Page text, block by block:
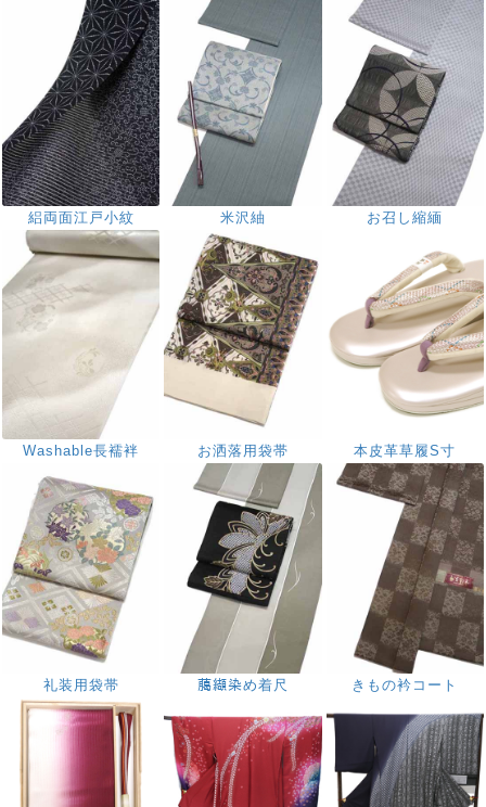
絽両面江戸小紋 米沢紬 お召し縮緬
Washable長襦袢 お洒落用袋帯 本皮革草履S寸
礼装用袋帯 﨟纈染め着尺 きもの衿コート